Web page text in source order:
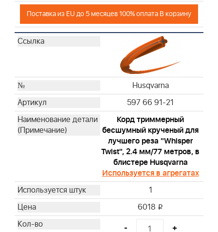
Поставка из EU до 5 месяцев 100% оплата В корзину
Husqvarna
597 66 91-21
Корд триммерный
бесшумный крученый для
лучшего реза "Whisper
Twist", 2.4 мм/77 метров, в
блистере Husqvarna
Используется в агрегатах
1
6018 i
- +